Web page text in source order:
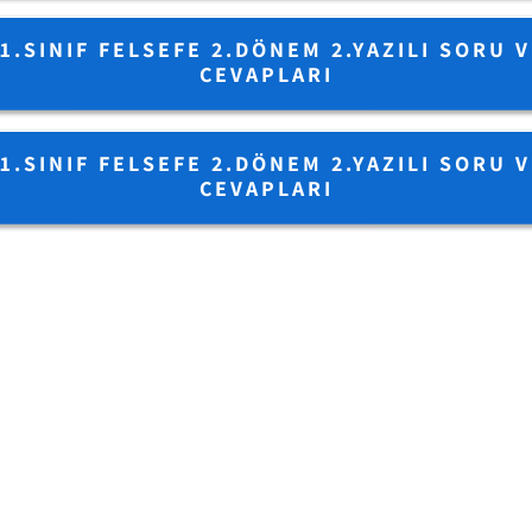
Search
FELSEFE 2.DÖNEM 2.YAZILI SORU
CEVAPLARI
FELSEFE 2.DÖNEM 2.YAZILI SORU
CEVAPLARI